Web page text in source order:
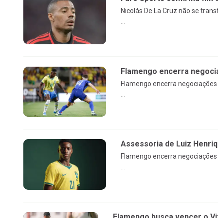
Nicolás De La Cruz não se
...
Flamengo encerra
Flamengo encerra
Assessoria de Luiz
Flamengo encerra
...